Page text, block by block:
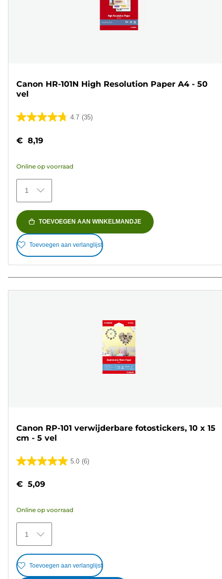
Canon HR-101N High Resolution Paper A4 - 50
vel
4.7 (35)
4.7
de
sterren.
35
beoordelingen
€ 8,19
Online op voorraad
1
TOEVOEGEN AAN WINKELMANDJE
Toevoegen aan verlanglijst
Canon RP-101 verwijderbare fotostickers, 10 x 15
cm - 5 vel
5.0 (6)
5.0
de
sterren.
6
beoordelingen
€ 5,09
Online op voorraad
1
Toevoegen aan verlanglijst